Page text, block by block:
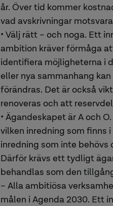
år. Över tid kommer
vad avskrivningar
• Välj rätt – och noga. Ett
ambition kräver förmåga
identifiera möjligheterna i
eller nya sammanhang
förändras. Det är också
renoveras och att
• Ägandeskapet är A och
vilken inredning som finns
inredning som inte behövs
Därför krävs ett tydligt
behandlas som den
– Alla ambitiösa
målen i Agenda 2030. Ett